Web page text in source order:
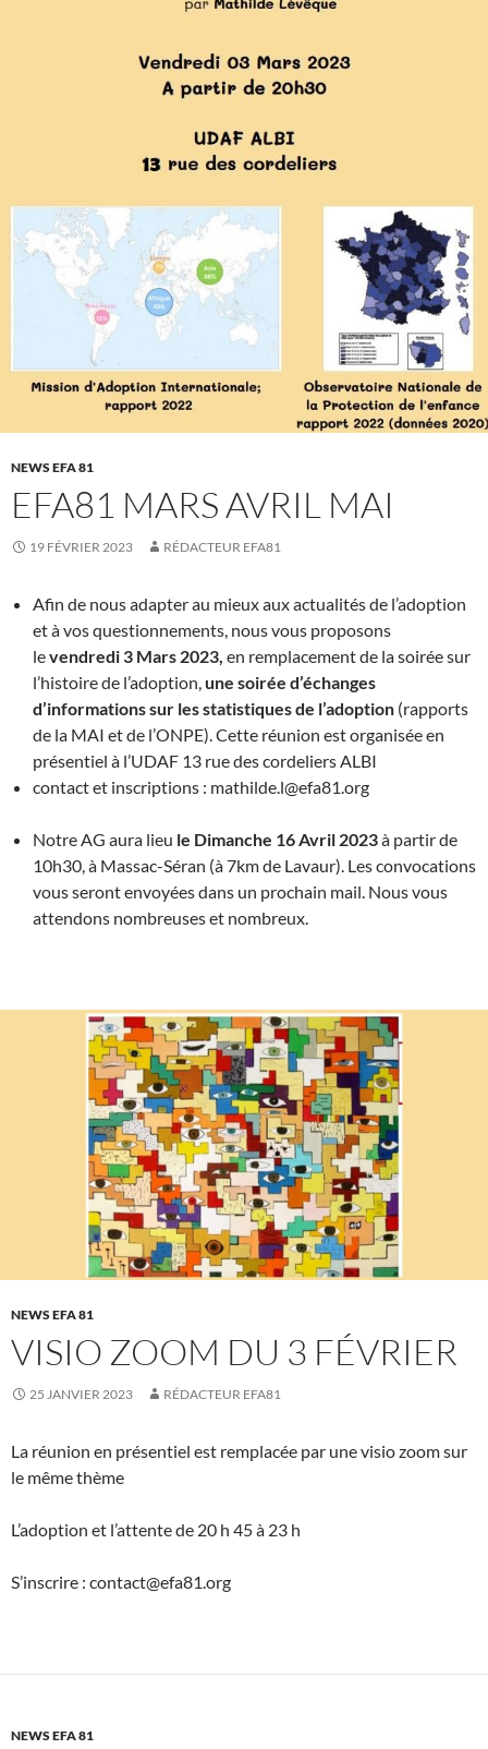
NEWS EFA 81
EFA81 MARS AVRIL MAI
19 FÉVRIER 2023 RÉDACTEUR EFA81
Afin de nous adapter au mieux aux actualités de l’adoption
et à vos questionnements, nous vous proposons
levendredi 3 Mars 2023, en remplacement de la soirée sur
l’histoire de l’adoption,une soirée d’échanges
d’informations sur les statistiques de l’adoption (rapports
de la MAI et de l’ONPE). Cette réunion est organisée en
présentiel à l’UDAF 13 rue des cordeliers ALBI
contact et inscriptions : mathilde.l@efa81.org
Notre AG aura lieu le Dimanche 16 Avril 2023à partir de
10h30, à Massac-Séran (à 7km de Lavaur). Les convocations
vous seront envoyées dans un prochain mail. Nous vous
attendons nombreuses et nombreux.
NEWS EFA 81
VISIO ZOOM DU 3 FÉVRIER
25 JANVIER 2023 RÉDACTEUR EFA81
La réunion en présentiel est remplacée par une visio zoom sur
le même thème
L’adoption et l’attente de 20 h 45 à 23 h
S’inscrire : contact@efa81.org
NEWS EFA 81